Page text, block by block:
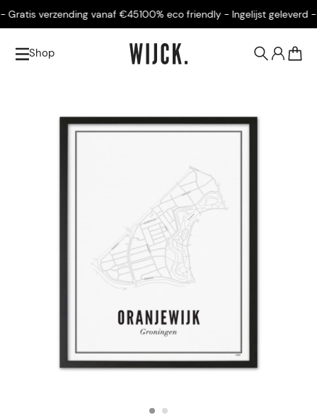
verzending vanaf €45100% eco friendly - Ingelijst geleverd -
Shop